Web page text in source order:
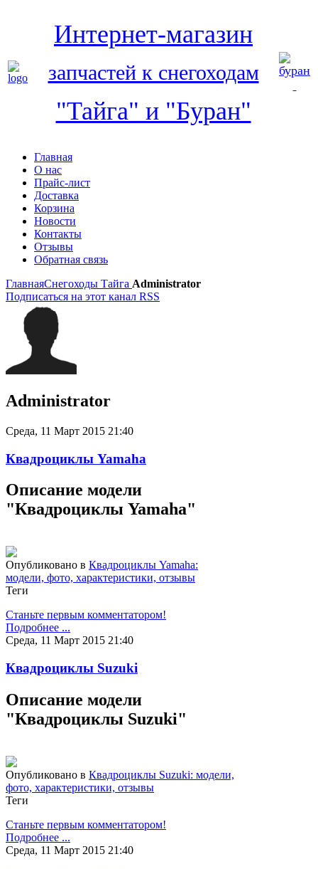
Интернет-магазин
запчастей к снегоходам
"Тайга" и "Буран"
Главная
О нас
Прайс-лист
Доставка
Корзина
Новости
Контакты
Отзывы
Обратная связь
ГлавнаяСнегоходы Тайга Administrator
Подписаться на этот канал RSS
Administrator
Среда, 11 Март 2015 21:40
Квадроциклы Yamaha
Описание модели
"Квадроциклы Yamaha"
Опубликовано в Квадроциклы Yamaha:
модели, фото, характеристики, отзывы
Теги
Станьте первым комментатором!
Подробнее ...
Среда, 11 Март 2015 21:40
Квадроциклы Suzuki
Описание модели
"Квадроциклы Suzuki"
Опубликовано в Квадроциклы Suzuki: модели,
фото, характеристики, отзывы
Теги
Станьте первым комментатором!
Подробнее ...
Среда, 11 Март 2015 21:40